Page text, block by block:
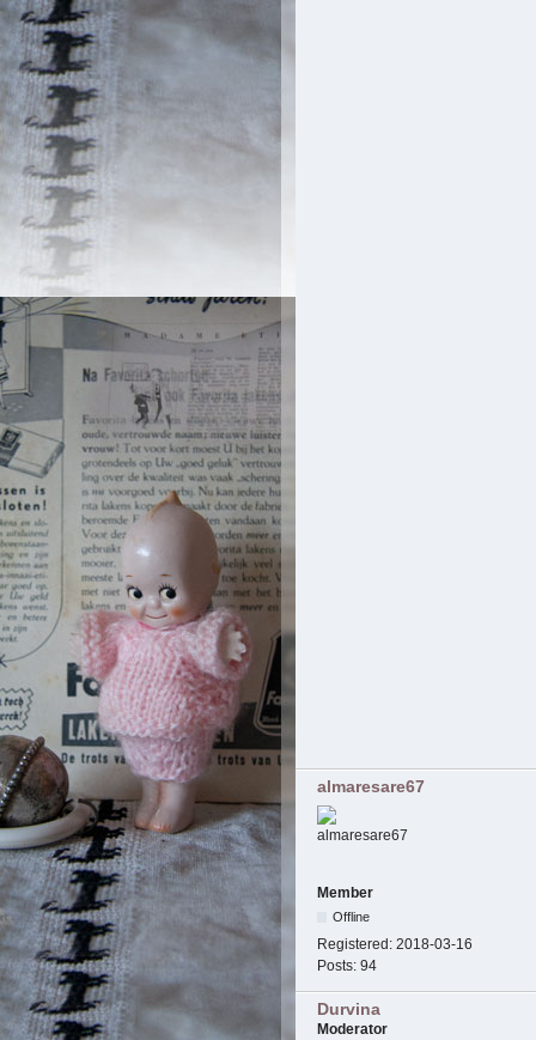
almaresare67
Member
Offline
Registered: 2018-03-16
Posts: 94
Durvina
Moderator